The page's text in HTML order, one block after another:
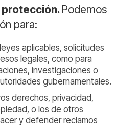
Podemos
para:
aplicables, solicitudes
legales, como para
investigaciones o
gubernamentales.
derechos, privacidad,
o los de otros
y defender reclamos